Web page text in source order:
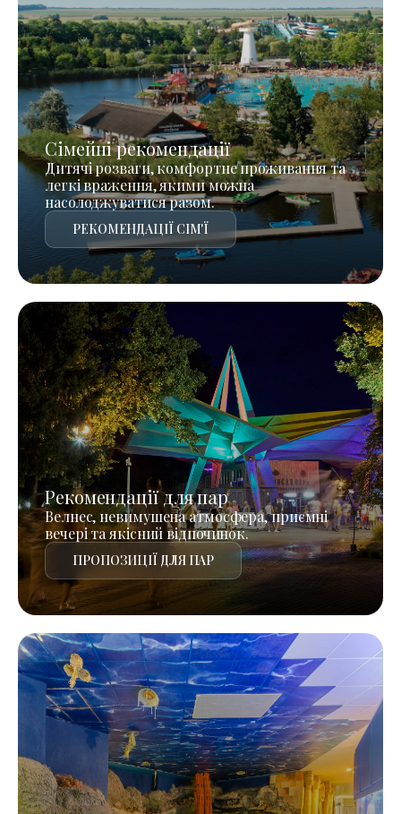
Сімейні рекомендації
Дитячі розваги, комфортне проживання та
легкі враження, якими можна
насолоджуватися разом.
РЕКОМЕНДАЦІЇ СІМ'Ї
Рекомендації для пар
Велнес, невимушена атмосфера, приємні
вечері та якісний відпочинок.
ПРОПОЗИЦІЇ ДЛЯ ПАР